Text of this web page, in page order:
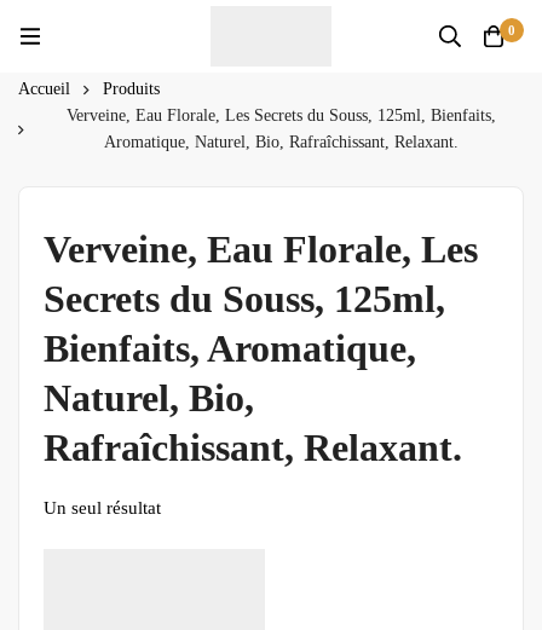
0
Accueil
Produits
Verveine, Eau Florale, Les Secrets du Souss, 125ml, Bienfaits,
Aromatique, Naturel, Bio, Rafraîchissant, Relaxant.
Verveine, Eau Florale, Les
Secrets du Souss, 125ml,
Bienfaits, Aromatique,
Naturel, Bio,
Rafraîchissant, Relaxant.
Un seul résultat